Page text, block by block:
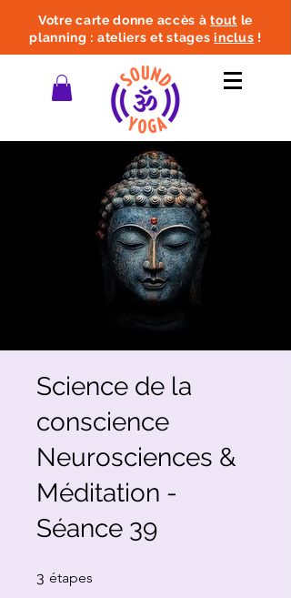
Votre carte donne accès àtout le
planning : ateliers et stagesinclus !
Science de la
conscience
Neurosciences &
Méditation -
Séance 39
3 étapes